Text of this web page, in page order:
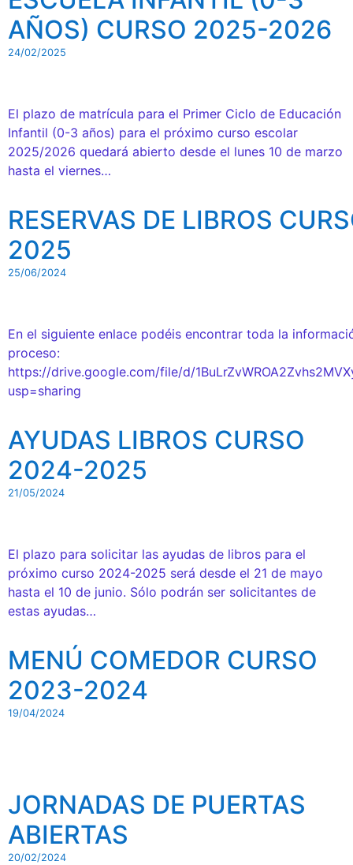
AÑOS) CURSO 2025-2026
24/02/2025
El plazo de matrícula para el Primer Ciclo de Educación
Infantil (0-3 años) para el próximo curso escolar
2025/2026 quedará abierto desde el lunes 10 de marzo
hasta el viernes…
RESERVAS DE LIBROS
2025
25/06/2024
En el siguiente enlace podéis encontrar toda la
proceso:
https://drive.google.com/file/d/
usp=sharing
AYUDAS LIBROS CURSO
2024-2025
21/05/2024
El plazo para solicitar las ayudas de libros para el
próximo curso 2024-2025 será desde el 21 de mayo
hasta el 10 de junio. Sólo podrán ser solicitantes de
estas ayudas…
MENÚ COMEDOR CURSO
2023-2024
19/04/2024
JORNADAS DE PUERTAS
ABIERTAS
20/02/2024